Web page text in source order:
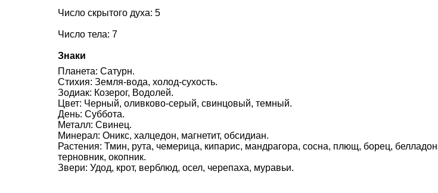
Число скрытого духа: 5
Число тела: 7
Знаки
Планета: Сатурн.
Стихия: Земля-вода, холод-сухость.
Зодиак: Козерог, Водолей.
Цвет: Черный, оливково-серый, свинцовый, темный.
День: Суббота.
Металл: Свинец.
Минерал: Оникс, халцедон, магнетит, обсидиан.
Растения: Тмин, рута, чемерица, кипарис, мандрагора, сосна, плющ, борец,
терновник, окопник.
Звери: Удод, крот, верблюд, осел, черепаха, муравьи.